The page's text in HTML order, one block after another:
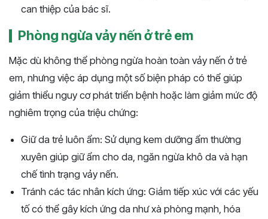
can thiệp của bác sĩ.
Phòng ngừa vảy nến ở trẻ em
Mặc dù không thể phòng ngừa hoàn toàn vảy nến ở trẻ
em, nhưng việc áp dụng một số biện pháp có thể giúp
giảm thiểu nguy cơ phát triển bệnh hoặc làm giảm mức độ
nghiêm trọng của triệu chứng:
Giữ da trẻ luôn ẩm: Sử dụng kem dưỡng ẩm thường
xuyên giúp giữ ẩm cho da, ngăn ngừa khô da và hạn
chế tình trạng vảy nến.
Tránh các tác nhân kích ứng: Giảm tiếp xúc với các yếu
tố có thể gây kích ứng da như xà phòng mạnh, hóa